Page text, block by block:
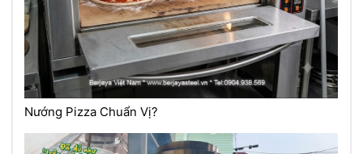
Nướng Pizza Chuẩn Vị?